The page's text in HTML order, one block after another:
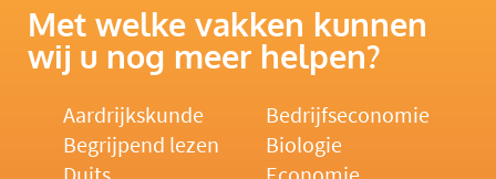
Met welke vakken kunnen
wij u nog meer helpen?
Aardrijkskunde
Bedrijfseconomie
Begrijpend lezen
Biologie